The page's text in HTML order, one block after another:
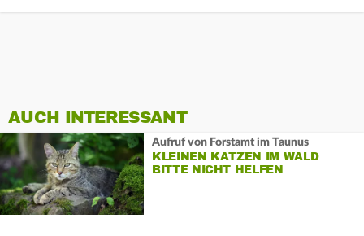
AUCH INTERESSANT
Aufruf von Forstamt im Taunus
KLEINEN KATZEN IM WALD
BITTE NICHT HELFEN